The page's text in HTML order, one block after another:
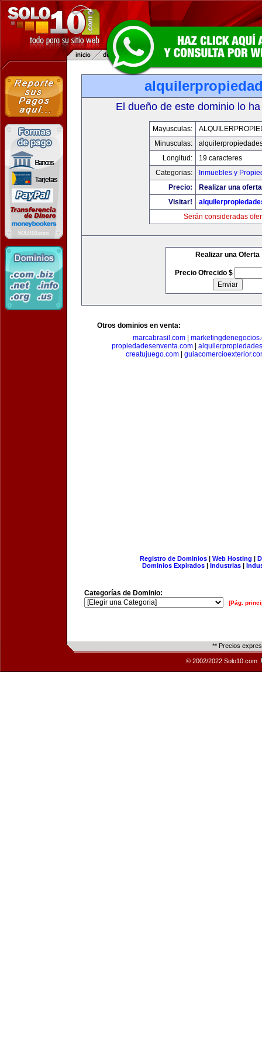
El dueño de este dominio lo
Mayusculas:
Minusculas:
Longitud:
19 caracteres
Categorias:
Inmuebles y
Precio:
Realizar una
Visitar!
Serán consideradas
Realizar una Oferta
Precio Ofrecido $
Otros dominios en venta:
marcabrasil.com
propiedadesenventa.com
creatujuego.com|
Registro de Dominios| Web Hosting |
Dominios Expirados | Industrias |
Categorías de Dominio:
[Pág.
** Precios
© 2002/2022 Solo10.com